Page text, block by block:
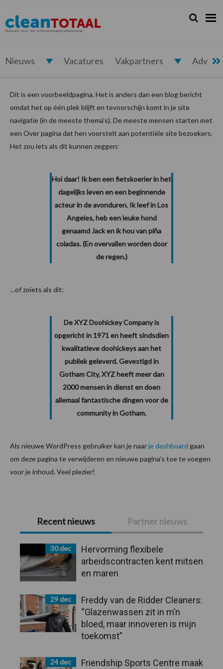
de
hoofdnavigatie
de
hoofd
de
eerste
de
voettekst
Cleantotaal.nl
Het
laatste
voor
schoonmaak
Zoeken...
Zoek
Nieuws Vacatures Vakpartners
Dit is een voorbeeldpagina. Het is anders dan een blog bericht
omdat het op één plek blijft en tevoorschijn komt in je site
navigatie (in de meeste thema’s). De meeste mensen starten met
een Over pagina dat hen voorstelt aan potentiële site bezoekers.
Het zou iets als dit kunnen zeggen:
Hoi daar! Ik ben een fietskoerier in het
dagelijks leven en een beginnende
acteur in de avonduren. Ik leef in Los
Angeles, heb een leuke hond
genaamd Jack en ik hou van piña
coladas. (En overvallen worden door
de regen.)
…of zoiets als dit:
De XYZ Doohickey Company is
opgericht in 1971 en heeft sindsdien
kwalitatieve doohickeys aan het
publiek geleverd. Gevestigd in
Gotham City, XYZ heeft meer dan
2000 mensen in dienst en doen
allemaal fantastische dingen voor de
community in Gotham.
Als nieuwe WordPress gebruiker kan je naarje dashboard gaan
om deze pagina te verwijderen en nieuwe pagina’s toe te voegen
voor je inhoud. Veel plezier!
Primaire
Sidebar
Recent nieuws Partner nieuws
30 dec
Hervorming flexibele
arbeidscontracten kent mitsen
en maren
29 dec
Freddy van de Ridder Cleaners:
“Glazenwassen zit in m’n
bloed, maar innoveren is mijn
toekomst”
24 dec
Friendship Sports Centre maak